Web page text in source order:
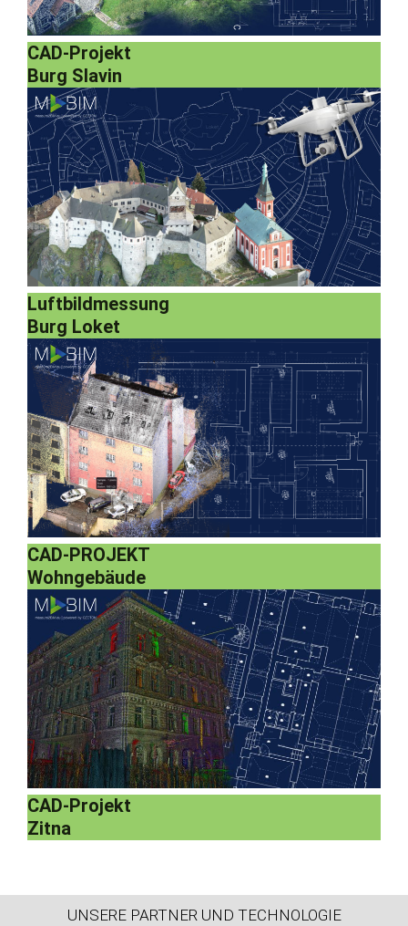
CAD-Projekt
Burg Slavin
Luftbildmessung
Burg Loket
CAD-PROJEKT
Wohngebäude
CAD-Projekt
Zitna
UNSERE PARTNER UND TECHNOLOGIE